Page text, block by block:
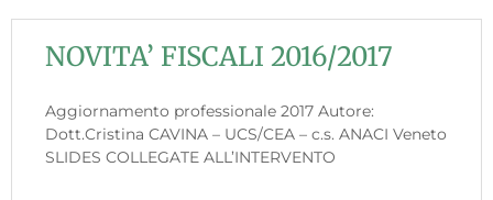
NOVITA’ FISCALI 2016/2017
Aggiornamento professionale 2017 Autore:
Dott.Cristina CAVINA – UCS/CEA – c.s. ANACI Veneto
SLIDES COLLEGATE ALL’INTERVENTO